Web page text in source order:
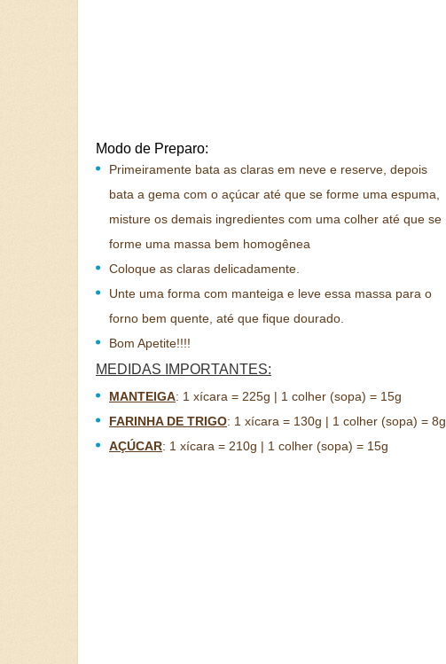
Modo de Preparo:
Primeiramente bata as claras em neve e reserve, depois
bata a gema com o açúcar até que se forme uma espuma,
misture os demais ingredientes com uma colher até que se
forme uma massa bem homogênea
Coloque as claras delicadamente.
Unte uma forma com manteiga e leve essa massa para o
forno bem quente, até que fique dourado.
Bom Apetite!!!!
MEDIDAS IMPORTANTES:
MANTEIGA: 1 xícara = 225g | 1 colher (sopa) = 15g
FARINHA DE TRIGO: 1 xícara = 130g | 1 colher (sopa) = 8g
AÇÚCAR: 1 xícara = 210g | 1 colher (sopa) = 15g